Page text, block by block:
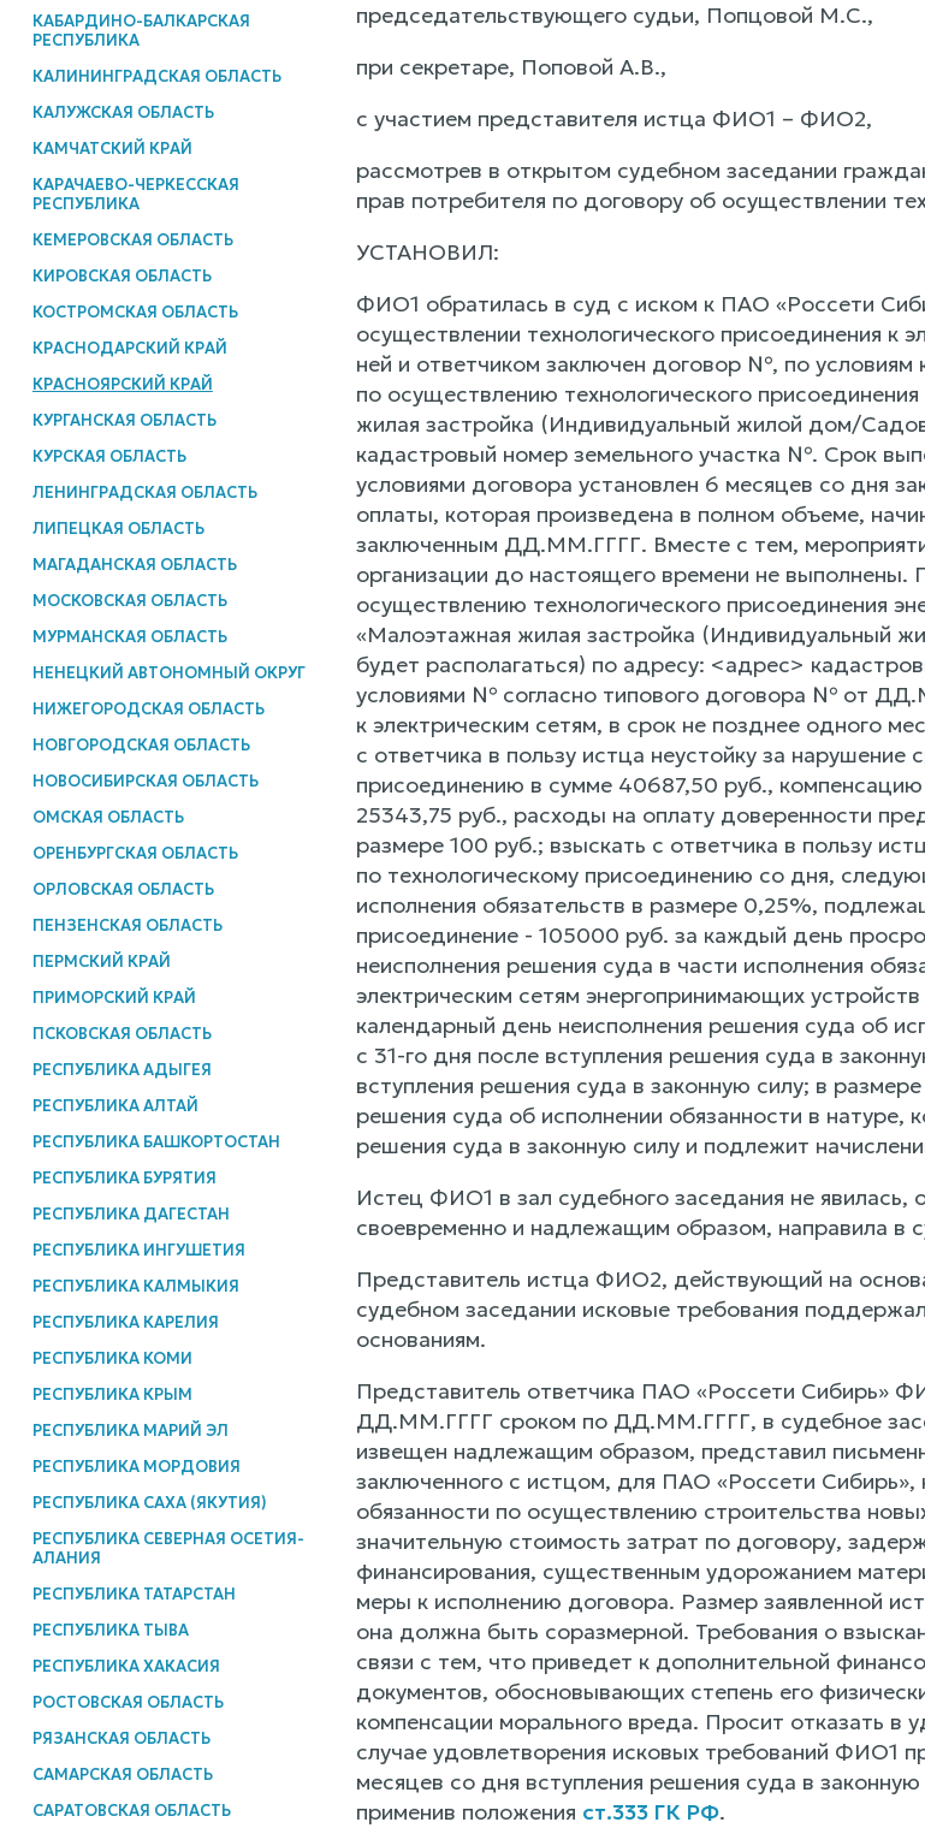
КАБАРДИНО-БАЛКАРСКАЯ
РЕСПУБЛИКА
КАЛИНИНГРАДСКАЯ ОБЛАСТЬ
КАЛУЖСКАЯ ОБЛАСТЬ
КАМЧАТСКИЙ КРАЙ
КАРАЧАЕВО-ЧЕРКЕССКАЯ
РЕСПУБЛИКА
КЕМЕРОВСКАЯ ОБЛАСТЬ
КИРОВСКАЯ ОБЛАСТЬ
КОСТРОМСКАЯ ОБЛАСТЬ
КРАСНОДАРСКИЙ КРАЙ
КРАСНОЯРСКИЙ КРАЙ
КУРГАНСКАЯ ОБЛАСТЬ
КУРСКАЯ ОБЛАСТЬ
ЛЕНИНГРАДСКАЯ ОБЛАСТЬ
ЛИПЕЦКАЯ ОБЛАСТЬ
МАГАДАНСКАЯ ОБЛАСТЬ
МОСКОВСКАЯ ОБЛАСТЬ
МУРМАНСКАЯ ОБЛАСТЬ
НЕНЕЦКИЙ АВТОНОМНЫЙ ОКРУГ
НИЖЕГОРОДСКАЯ ОБЛАСТЬ
НОВГОРОДСКАЯ ОБЛАСТЬ
НОВОСИБИРСКАЯ ОБЛАСТЬ
ОМСКАЯ ОБЛАСТЬ
ОРЕНБУРГСКАЯ ОБЛАСТЬ
ОРЛОВСКАЯ ОБЛАСТЬ
ПЕНЗЕНСКАЯ ОБЛАСТЬ
ПЕРМСКИЙ КРАЙ
ПРИМОРСКИЙ КРАЙ
ПСКОВСКАЯ ОБЛАСТЬ
РЕСПУБЛИКА АДЫГЕЯ
РЕСПУБЛИКА АЛТАЙ
РЕСПУБЛИКА БАШКОРТОСТАН
РЕСПУБЛИКА БУРЯТИЯ
РЕСПУБЛИКА ДАГЕСТАН
РЕСПУБЛИКА ИНГУШЕТИЯ
РЕСПУБЛИКА КАЛМЫКИЯ
РЕСПУБЛИКА КАРЕЛИЯ
РЕСПУБЛИКА КОМИ
РЕСПУБЛИКА КРЫМ
РЕСПУБЛИКА МАРИЙ ЭЛ
РЕСПУБЛИКА МОРДОВИЯ
РЕСПУБЛИКА САХА (ЯКУТИЯ)
РЕСПУБЛИКА СЕВЕРНАЯ ОСЕТИЯ-
АЛАНИЯ
РЕСПУБЛИКА ТАТАРСТАН
РЕСПУБЛИКА ТЫВА
РЕСПУБЛИКА ХАКАСИЯ
РОСТОВСКАЯ ОБЛАСТЬ
РЯЗАНСКАЯ ОБЛАСТЬ
САМАРСКАЯ ОБЛАСТЬ
САРАТОВСКАЯ ОБЛАСТЬ
председательствующего судьи, Попцовой М.С.,
при секретаре, Поповой А.В.,
с участием представителя истца ФИО1 – ФИО2,
рассмотрев в открытом судебном заседании
прав потребителя по договору об осуществлении
УСТАНОВИЛ:
ФИО1 обратилась в суд с иском к ПАО «Россети
осуществлении технологического присоединения
ней и ответчиком заключен договор №, по условиям
по осуществлению технологического
жилая застройка (Индивидуальный жилой дом/
кадастровый номер земельного участка №. Срок
условиями договора установлен 6 месяцев со дня
оплаты, которая произведена в полном объеме,
заключенным ДД.ММ.ГГГГ. Вместе с тем,
организации до настоящего времени не выполнены.
осуществлению технологического присоединения
«Малоэтажная жилая застройка (Индивидуальный
будет располагаться) по адресу: <адрес>
условиями № согласно типового договора № от
к электрическим сетям, в срок не позднее одного
с ответчика в пользу истца неустойку за
присоединению в сумме 40687,50 руб.,
25343,75 руб., расходы на оплату доверенности
размере 100 руб.; взыскать с ответчика в пользу
по технологическому присоединению со дня,
исполнения обязательств в размере 0,25%,
присоединение - 105000 руб. за каждый день
неисполнения решения суда в части исполнения
электрическим сетям энергопринимающих
календарный день неисполнения решения суда об
с 31-го дня после вступления решения суда в
вступления решения суда в законную силу; в
решения суда об исполнении обязанности в натуре,
решения суда в законную силу и подлежит
Истец ФИО1 в зал судебного заседания не
своевременно и надлежащим образом, направила в
Представитель истца ФИО2, действующий на
судебном заседании исковые требования
основаниям.
Представитель ответчика ПАО «Россети Сибирь»
ДД.ММ.ГГГГ сроком по ДД.ММ.ГГГГ, в судебное
извещен надлежащим образом, представил
заключенного с истцом, для ПАО «Россети Сибирь»,
обязанности по осуществлению строительства
значительную стоимость затрат по договору,
финансирования, существенным удорожанием
меры к исполнению договора. Размер заявленной
она должна быть соразмерной. Требования о
связи с тем, что приведет к дополнительной
документов, обосновывающих степень его
компенсации морального вреда. Просит отказать в
случае удовлетворения исковых требований ФИО1
месяцев со дня вступления решения суда в
применив положения ст.333 ГК РФ.